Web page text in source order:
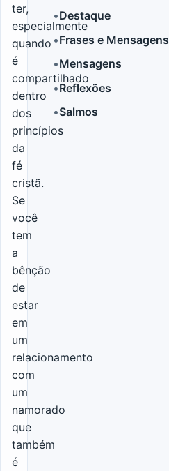
ter,
especialmente
quando
é
compartilhado
dentro
dos
princípios
da
fé
cristã.
Se
você
tem
a
bênção
de
estar
em
um
relacionamento
com
um
namorado
que
também
é
LER MAIS
•Destaque
•Frases e Mensagens
•Mensagens
•Reflexões
•Salmos